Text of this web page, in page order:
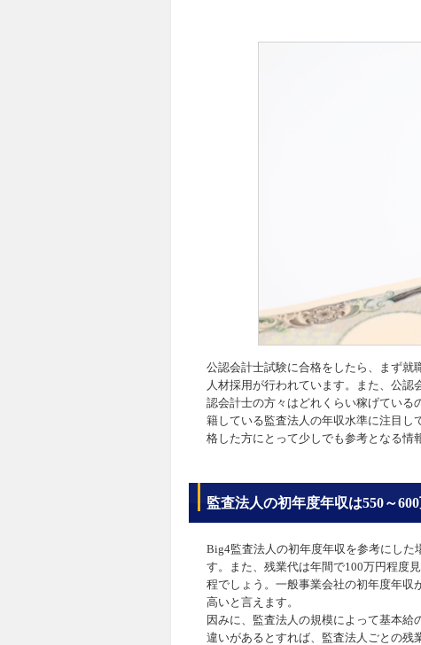
公認会計士試験に合格をしたら、まず就
人材採用が行われています。また、公
認会計士の方々はどれくらい稼げている
籍している監査法人の年収水準に注目し
格した方にとって少しでも参考となる情
監査法人の初年度年収は550～600
Big4監査法人の初年度年収を参考にした
す。また、残業代は年間で100万円程度
程でしょう。一般事業会社の初年度年収
高いと言えます。
因みに、監査法人の規模によって基本給
違いがあるとすれば、監査法人ごとの残